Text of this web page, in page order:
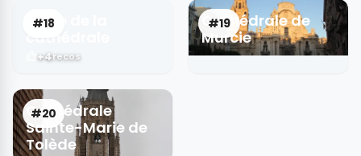
#18
Place de la
+4recos
#19
Cathédrale de
Murcie
#20
Cathédrale
Sainte-Marie de
Tolède